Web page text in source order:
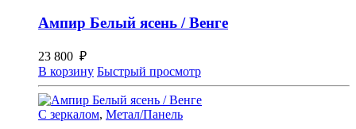
Ампир Белый ясень / Венге
23 800 ₽
В корзину Быстрый просмотр
С зеркалом, Метал/Панель